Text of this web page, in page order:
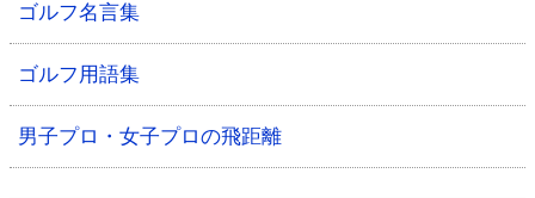
ゴルフ名言集
ゴルフ用語集
男子プロ・女子プロの飛距離